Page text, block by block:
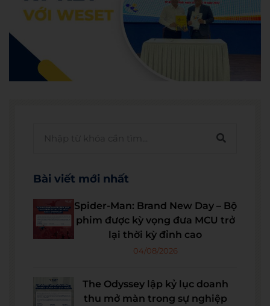
Bài viết mới nhất
Spider-Man: Brand New Day – Bộ
phim được kỳ vọng đưa MCU trở
lại thời kỳ đỉnh cao
04/08/2026
The Odyssey lập kỷ lục doanh
thu mở màn trong sự nghiệp